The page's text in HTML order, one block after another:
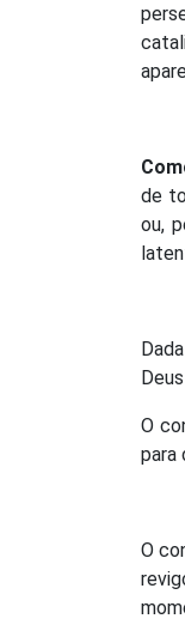
de
ou,
O
para
O